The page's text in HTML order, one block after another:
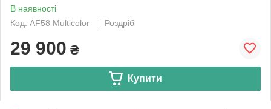
В наявності
Код: AF58 Multicolor
Роздріб
29 900 ₴
Купити